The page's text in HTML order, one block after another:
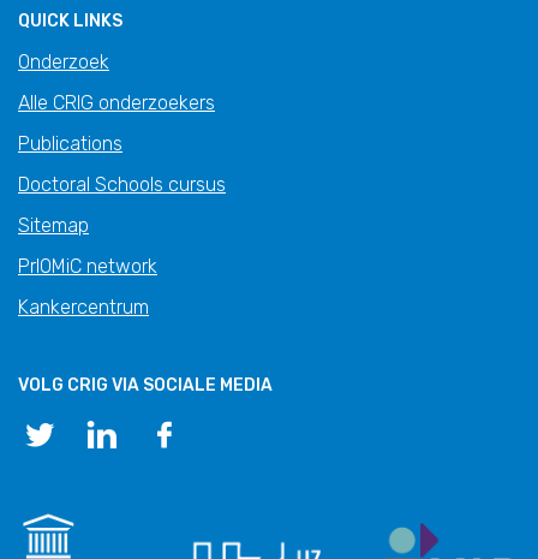
QUICK LINKS
Onderzoek
Alle CRIG onderzoekers
Publications
Doctoral Schools cursus
Sitemap
PrIOMiC network
Kankercentrum
VOLG CRIG VIA SOCIALE MEDIA